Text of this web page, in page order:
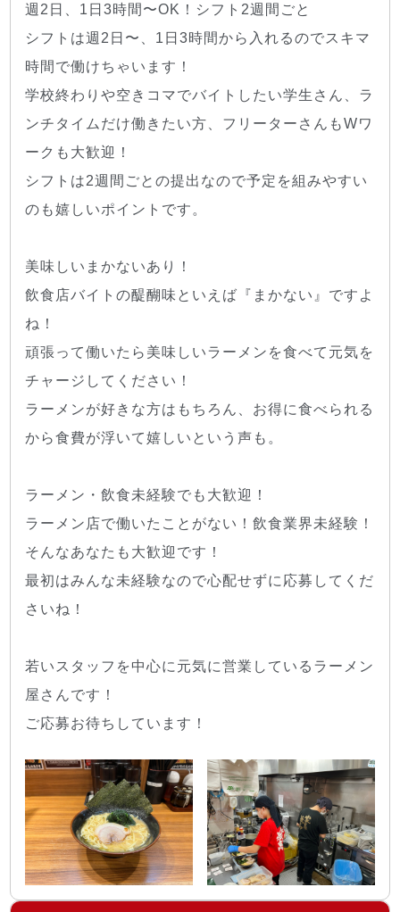
週2日、1日3時間〜OK！シフト2週間ごと
シフトは週2日〜、1日3時間から入れるのでスキマ
時間で働けちゃいます！
学校終わりや空きコマでバイトしたい学生さん、ラ
ンチタイムだけ働きたい方、フリーターさんもWワ
ークも大歓迎！
シフトは2週間ごとの提出なので予定を組みやすい
のも嬉しいポイントです。
美味しいまかないあり！
飲食店バイトの醍醐味といえば『まかない』ですよ
ね！
頑張って働いたら美味しいラーメンを食べて元気を
チャージしてください！
ラーメンが好きな方はもちろん、お得に食べられる
から食費が浮いて嬉しいという声も。
ラーメン・飲食未経験でも大歓迎！
ラーメン店で働いたことがない！飲食業界未経験！
そんなあなたも大歓迎です！
最初はみんな未経験なので心配せずに応募してくだ
さいね！
若いスタッフを中心に元気に営業しているラーメン
屋さんです！
ご応募お待ちしています！